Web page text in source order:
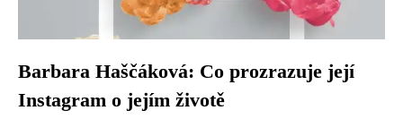
Barbara Haščáková: Co prozrazuje její
Instagram o jejím životě